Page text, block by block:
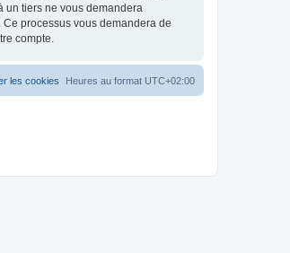
un tiers ne vous demandera
processus vous demandera de
compte.
Heures au format UTC+02:00
les cookies